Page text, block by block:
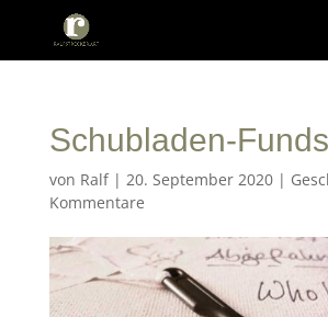
Schubladen-
von Ralf| 20. September 2020|
Kommentare